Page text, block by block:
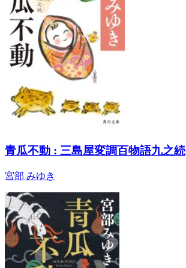
青瓜不動 : 三島屋変調百物語九之続
宮部 みゆき